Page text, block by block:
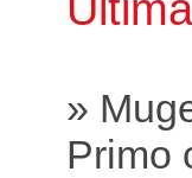
»
Primo